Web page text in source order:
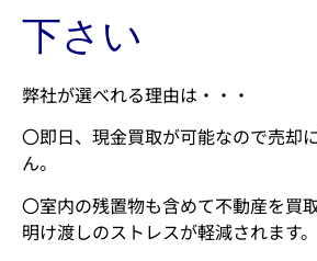
下さい
弊社が選べれる理由は・・・
〇即日、現金買取が可能なので売却
ん。
〇室内の残置物も含めて不動産を買
明け渡しのストレスが軽減されます。